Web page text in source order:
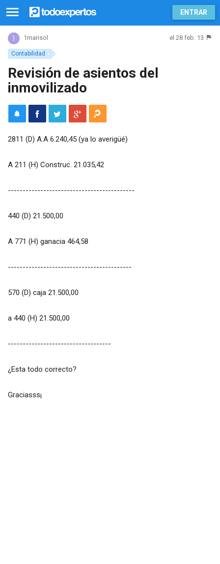
ENTRAR
Contabilidad
1marisol el 28 feb. 13
Revisión de asientos del
inmovilizado
2811 (D) A.A 6.240,45 (ya lo averigüé)
A 211 (H) Construc. 21.035,42
-------------------------------------------
440 (D) 21.500,00
A 771 (H) ganacia 464,58
------------------------------------------
570 (D) caja 21.500,00
a 440 (H) 21.500,00
-----------------------------------
¿Esta todo correcto?
Graciasss¡